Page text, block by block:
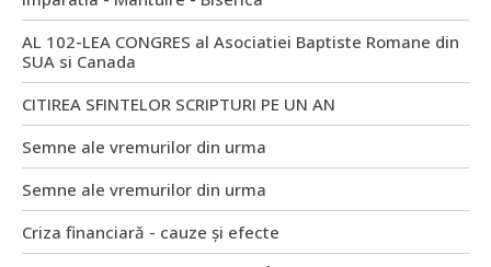
AL 102-LEA CONGRES al Asociatiei Baptiste Romane din
SUA si Canada
CITIREA SFINTELOR SCRIPTURI PE UN AN
Semne ale vremurilor din urma
Semne ale vremurilor din urma
Criza financiară - cauze și efecte